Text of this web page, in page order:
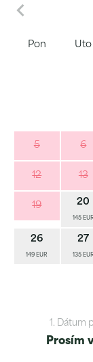
Pon Uto
5 6
12 13
19 20
145 EUR
26
149 EUR
27
135 EUR
1. Dátum
Prosím